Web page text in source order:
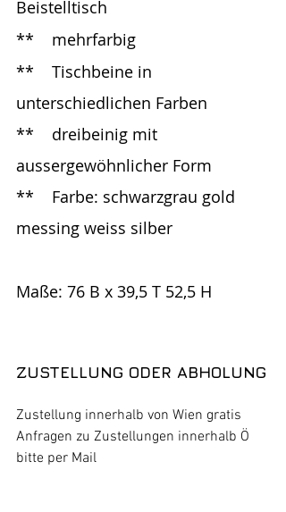
Beistelltisch
**	mehrfarbig
**	Tischbeine in
unterschiedlichen Farben
**	dreibeinig mit
aussergewöhnlicher Form
**	Farbe: schwarzgrau gold
messing weiss silber
Maße: 76 B x 39,5 T 52,5 H
ZUSTELLUNG ODER ABHOLUNG
Zustellung innerhalb von Wien gratis
Anfragen zu Zustellungen innerhalb Ö
bitte per Mail